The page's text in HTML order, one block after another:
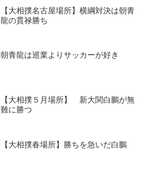
【大相撲名古屋場所】横綱対決は朝青
龍の貫禄勝ち
朝青龍は巡業よりサッカーが好き
【大相撲５月場所】 新大関白鵬が無
難に勝つ
【大相撲春場所】勝ちを急いだ白鵬